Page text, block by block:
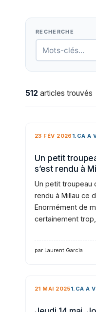
RECHERCHE
512 articles trouvés
23 FÉV 2026 1.CA A
Un petit
s’est rendu à
Un petit troupeau
rendu à Millau ce
Enormément de
certainement
par Laurent Garcia
21 MAI 20251.CA A